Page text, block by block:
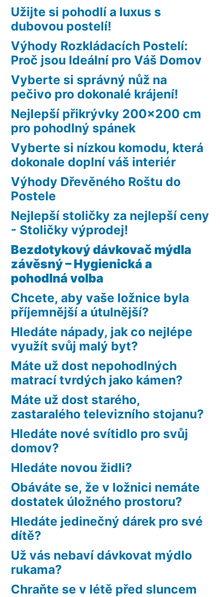
Užijte si pohodlí a luxus s
dubovou postelí!
Výhody Rozkládacích Postelí:
Proč jsou Ideální pro Váš Domov
Vyberte si správný nůž na
pečivo pro dokonalé krájení!
Nejlepší přikrývky 200×200 cm
pro pohodlný spánek
Vyberte si nízkou komodu, která
dokonale doplní váš interiér
Výhody Dřevěného Roštu do
Postele
Nejlepší stoličky za nejlepší ceny
- Stoličky výprodej!
Bezdotykový dávkovač mýdla
závěsný – Hygienická a
pohodlná volba
Chcete, aby vaše ložnice byla
příjemnější a útulnější?
Hledáte nápady, jak co nejlépe
využít svůj malý byt?
Máte už dost nepohodlných
matrací tvrdých jako kámen?
Máte už dost starého,
zastaralého televizního stojanu?
Hledáte nové svítidlo pro svůj
domov?
Hledáte novou židli?
Obáváte se, že v ložnici nemáte
dostatek úložného prostoru?
Hledáte jedinečný dárek pro své
dítě?
Už vás nebaví dávkovat mýdlo
rukama?
Chraňte se v létě před sluncem